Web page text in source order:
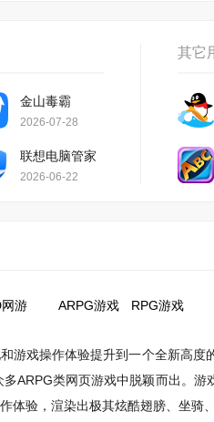
金山毒霸
2026-07-28
联想电脑管家
2026-06-22
其它
游 ARPG游戏 RPG游戏
游戏操作体验提升到一个全新高
ARPG类网页游戏中脱颖而出。
体验，渲染出极其炫酷翅膀、坐骑